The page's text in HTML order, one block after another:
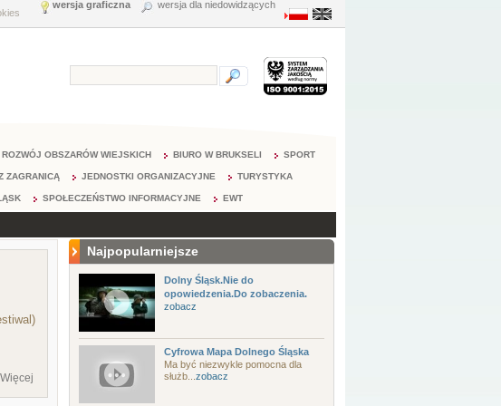
wersja graficzna wersja dla niedowidzących
ROZWÓJ OBSZARÓW WIEJSKICH BIURO W BRUKSELI SPORT
ZAGRANICĄ JEDNOSTKI ORGANIZACYJNE TURYSTYKA
SPOŁECZEŃSTWO INFORMACYJNE EWT
Więcej
Najpopularniejsze
Dolny Śląsk.Nie do
opowiedzenia.Do zobaczenia.
zobacz
Cyfrowa Mapa Dolnego Śląska
Ma być niezwykle pomocna dla
służb... zobacz